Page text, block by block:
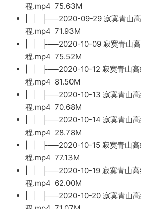
程.mp4 75.63M
| | ├──2020-09-29 寂寞青山高
程.mp4 71.93M
| | ├──2020-10-09 寂寞青山高
程.mp4 75.52M
| | ├──2020-10-12 寂寞青山高
程.mp4 81.50M
| | ├──2020-10-13 寂寞青山高
程.mp4 70.68M
| | ├──2020-10-14 寂寞青山高
程.mp4 28.78M
| | ├──2020-10-15 寂寞青山高
程.mp4 77.13M
| | ├──2020-10-19 寂寞青山高
程.mp4 62.00M
| | ├──2020-10-20 寂寞青山高